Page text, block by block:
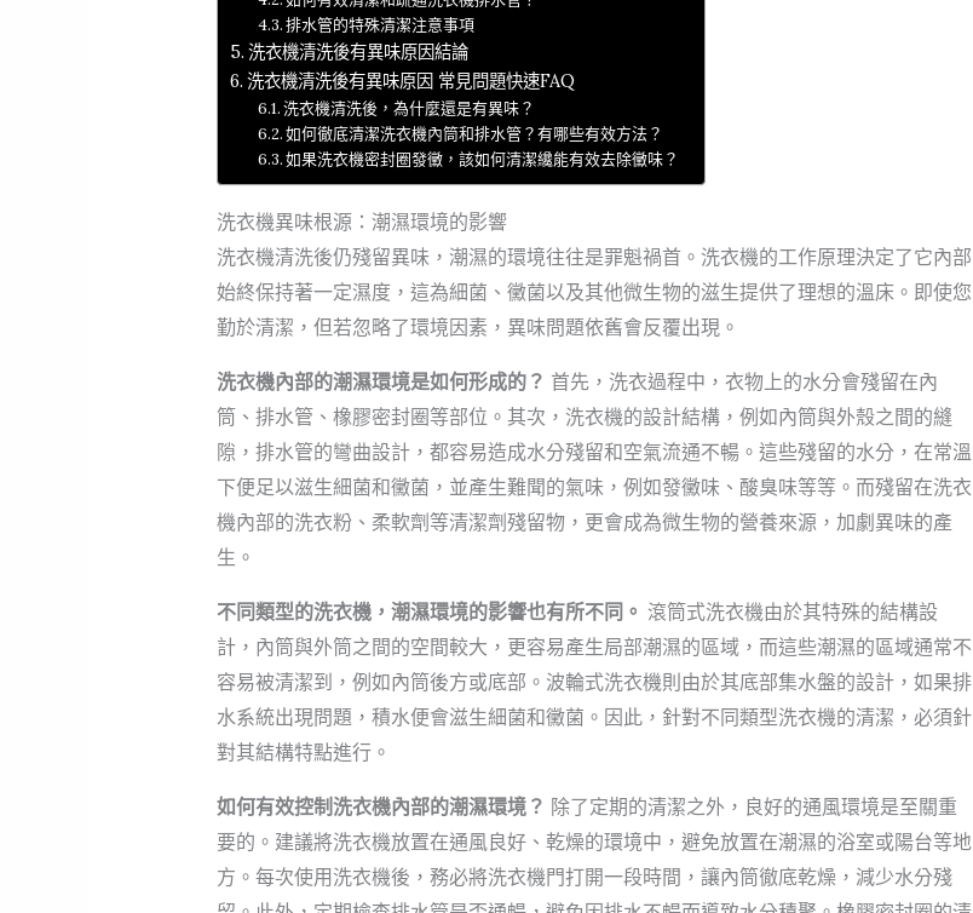
排水管的特殊清潔注意事項
洗衣機清洗後有異味原因結論
洗衣機清洗後有異味原因 常見問題快速FAQ
洗衣機清洗後，為什麼還是有異味？
如何徹底清潔洗衣機內筒和排水管？有哪些有效方法？
如果洗衣機密封圈發黴，該如何清潔纔能有效去除黴味？
洗衣機異味根源：潮濕環境的影響
洗衣機清洗後仍殘留異味，潮濕的環境往往是罪魁禍首。洗衣機的工作原理決定了它內部
始終保持著一定濕度，這為細菌、黴菌以及其他微生物的滋生提供了理想的溫床。即使您
勤於清潔，但若忽略了環境因素，異味問題依舊會反覆出現。
洗衣機內部的潮濕環境是如何形成的？ 首先，洗衣過程中，衣物上的水分會殘留在內
筒、排水管、橡膠密封圈等部位。其次，洗衣機的設計結構，例如內筒與外殼之間的縫
隙，排水管的彎曲設計，都容易造成水分殘留和空氣流通不暢。這些殘留的水分，在常溫
下便足以滋生細菌和黴菌，並產生難聞的氣味，例如發黴味、酸臭味等等。而殘留在洗衣
機內部的洗衣粉、柔軟劑等清潔劑殘留物，更會成為微生物的營養來源，加劇異味的產
生。
不同類型的洗衣機，潮濕環境的影響也有所不同。 滾筒式洗衣機由於其特殊的結構設
計，內筒與外筒之間的空間較大，更容易產生局部潮濕的區域，而這些潮濕的區域通常不
容易被清潔到，例如內筒後方或底部。波輪式洗衣機則由於其底部集水盤的設計，如果排
水系統出現問題，積水便會滋生細菌和黴菌。因此，針對不同類型洗衣機的清潔，必須針
對其結構特點進行。
如何有效控制洗衣機內部的潮濕環境？ 除了定期的清潔之外，良好的通風環境是至關重
要的。建議將洗衣機放置在通風良好、乾燥的環境中，避免放置在潮濕的浴室或陽台等地
方。每次使用洗衣機後，務必將洗衣機門打開一段時間，讓內筒徹底乾燥，減少水分殘